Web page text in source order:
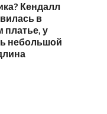
Кендалл
в
платье, у
небольшой